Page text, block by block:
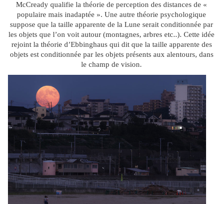
McCready qualifie la théorie de perception des distances de «
populaire mais inadaptée ». Une autre théorie psychologique
suppose que la taille apparente de la Lune serait conditionnée par
les objets que l’on voit autour (montagnes, arbres etc..). Cette idée
rejoint la théorie d’Ebbinghaus qui dit que la taille apparente des
objets est conditionnée par les objets présents aux alentours, dans
le champ de vision.